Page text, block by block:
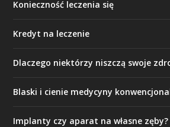
Konieczność leczenia się
Kredyt na leczenie
Dlaczego niektórzy niszczą swoje
Blaski i cienie medycyny
Implanty czy aparat na własne zęby?